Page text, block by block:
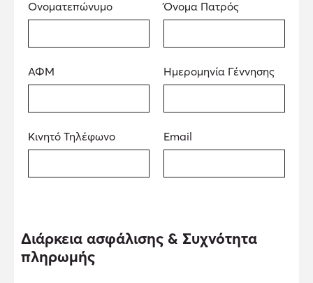
Ονοματεπώνυμο Όνομα Πατρός
ΑΦΜ Ημερομηνία Γέννησης
Κινητό Τηλέφωνο Email
Διάρκεια ασφάλισης & Συχνότητα
πληρωμής